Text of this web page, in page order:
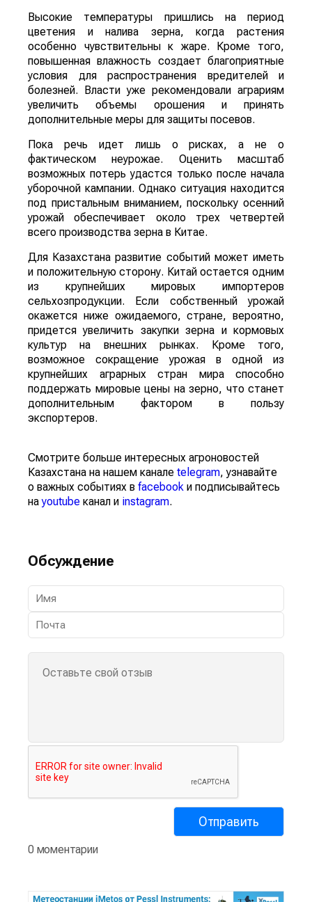
Высокие температуры пришлись на период
цветения и налива зерна, когда растения
особенно чувствительны к жаре. Кроме того,
повышенная влажность создает благоприятные
условия для распространения вредителей и
болезней. Власти уже рекомендовали аграриям
увеличить объемы орошения и принять
дополнительные меры для защиты посевов.
Пока речь идет лишь о рисках, а не о
фактическом неурожае. Оценить масштаб
возможных потерь удастся только после начала
уборочной кампании. Однако ситуация находится
под пристальным вниманием, поскольку осенний
урожай обеспечивает около трех четвертей
всего производства зерна в Китае.
Для Казахстана развитие событий может иметь
и положительную сторону. Китай остается одним
из крупнейших мировых импортеров
сельхозпродукции. Если собственный урожай
окажется ниже ожидаемого, стране, вероятно,
придется увеличить закупки зерна и кормовых
культур на внешних рынках. Кроме того,
возможное сокращение урожая в одной из
крупнейших аграрных стран мира способно
поддержать мировые цены на зерно, что станет
дополнительным фактором в пользу
экспортеров.
Смотрите больше интересных агроновостей
Казахстана на нашем канале telegram, узнавайте
о важных событиях в facebook и подписывайтесь
наyoutube канал и instagram.
Обсуждение
0 моментарии